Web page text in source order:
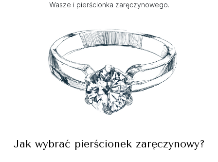
Wasze i pierścionka zaręczynowego.
Jak wybrać pierścionek zaręczynowy?